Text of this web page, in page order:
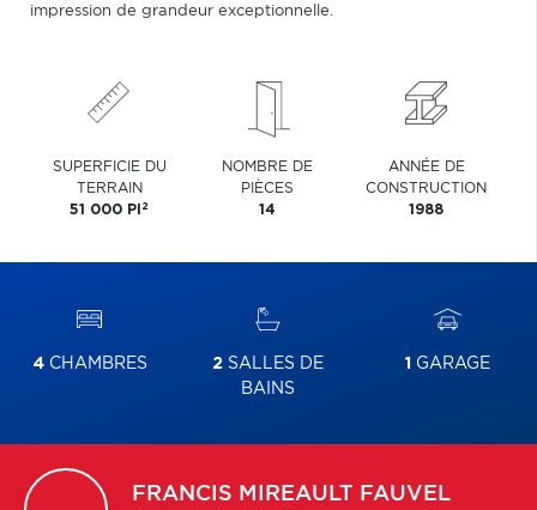
impression de grandeur exceptionnelle.
SUPERFICIE DU
TERRAIN
51 000 PI 2
NOMBRE DE
PIÈCES
14
ANNÉE DE
CONSTRUCTION
1988
4CHAMBRES 2 SALLES DE
BAINS
1 GARAGE
FRANCIS MIREAULT FAUVEL